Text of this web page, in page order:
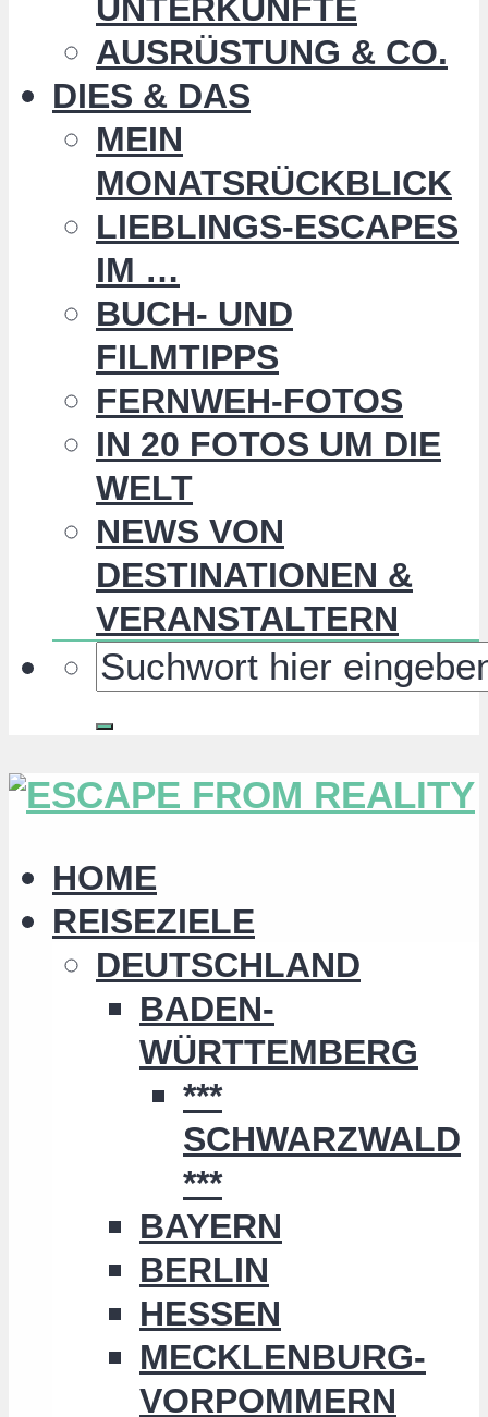
UNTERKÜNFTE
AUSRÜSTUNG & CO.
DIES & DAS
MEIN
MONATSRÜCKBLICK
LIEBLINGS-ESCAPES
IM …
BUCH- UND
FILMTIPPS
FERNWEH-FOTOS
IN 20 FOTOS UM DIE
WELT
NEWS VON
DESTINATIONEN &
VERANSTALTERN
HOME
REISEZIELE
DEUTSCHLAND
BADEN-
WÜRTTEMBERG
***
SCHWARZWALD
***
BAYERN
BERLIN
HESSEN
MECKLENBURG-
VORPOMMERN